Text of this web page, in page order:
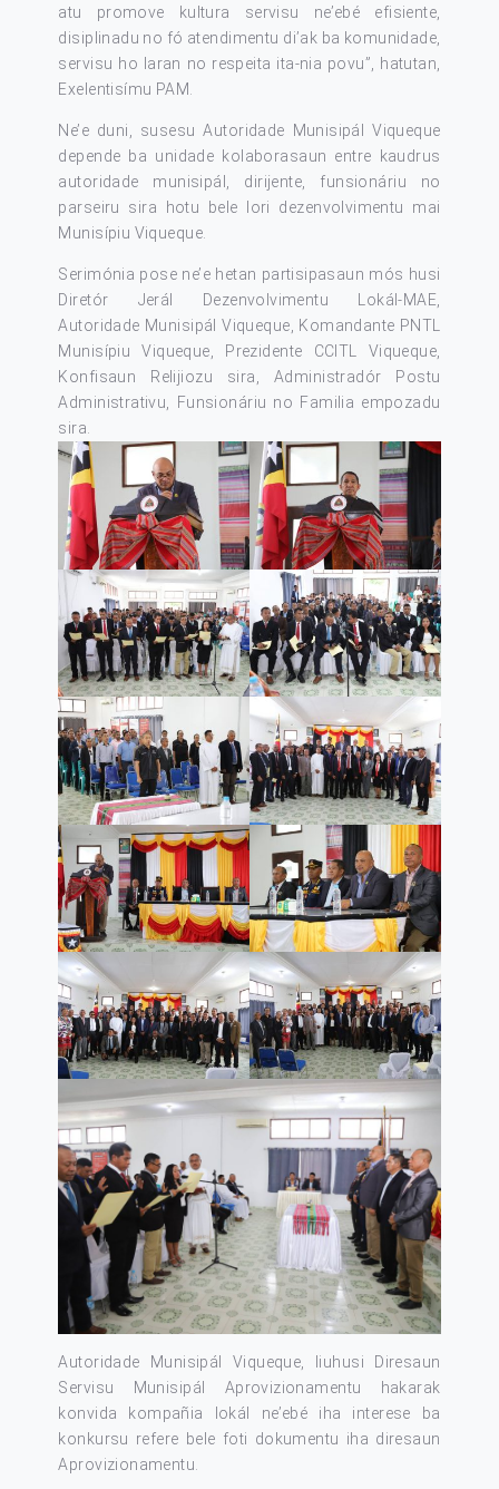
atu promove kultura servisu ne’ebé efisiente,
disiplinadu no fó atendimentu di’ak ba komunidade,
servisu ho laran no respeita ita-nia povu”, hatutan,
Exelentisímu PAM.
Ne’e duni, susesu Autoridade Munisipál Viqueque
depende ba unidade kolaborasaun entre kaudrus
autoridade munisipál, dirijente, funsionáriu no
parseiru sira hotu bele lori dezenvolvimentu mai
Munisípiu Viqueque.
Serimónia pose ne’e hetan partisipasaun mós husi
Diretór Jerál Dezenvolvimentu Lokál-MAE,
Autoridade Munisipál Viqueque, Komandante PNTL
Munisípiu Viqueque, Prezidente CCITL Viqueque,
Konfisaun Relijiozu sira, Administradór Postu
Administrativu, Funsionáriu no Familia empozadu
sira.
Autoridade Munisipál Viqueque, liuhusi Diresaun
Servisu Munisipál Aprovizionamentu hakarak
konvida kompañia lokál ne’ebé iha interese ba
konkursu refere bele foti dokumentu iha diresaun
Aprovizionamentu.